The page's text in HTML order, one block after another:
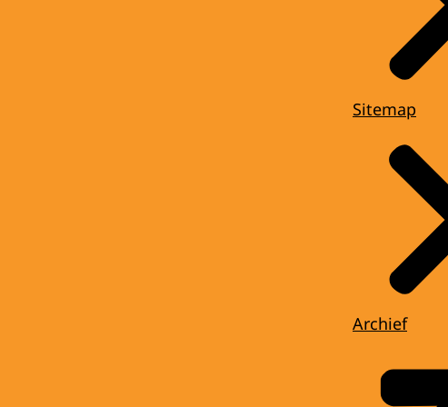
Sitemap
Archief